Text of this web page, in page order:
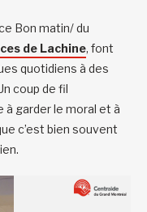
Bon matin/ du
de Lachine, font
quotidiens à des
coup de fil
garder le moral et à
c’est bien souvent